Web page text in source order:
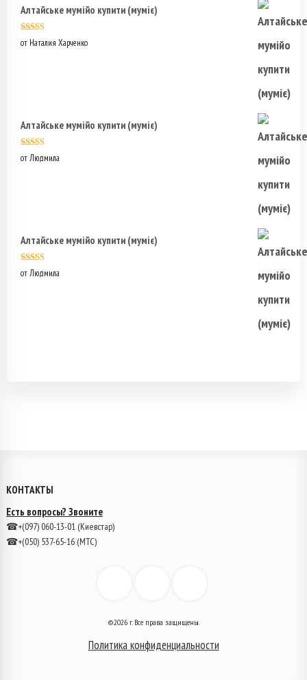
Алтайське мумійо купити (муміє)
Оценка5 из
5
от Наталия Харченко
Алтайське мумійо купити (муміє)
Оценка5из
5
от Людмила
Алтайське мумійо купити (муміє)
Оценка5из
5
от Людмила
КОНТАКТЫ
Есть вопросы? Звоните
☎+(097) 060-13-01 (Киевстар)
☎+(050) 537-65-16 (МТС)
©2026 г. Все права защищены.
Политика конфиденциальности